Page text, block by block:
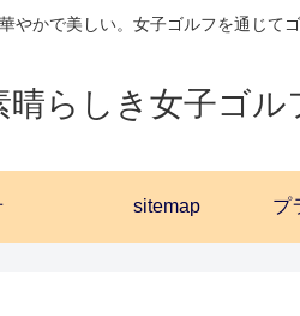
やかで美しい。女子ゴルフを通じて
晴らしき女子ゴル
sitemap